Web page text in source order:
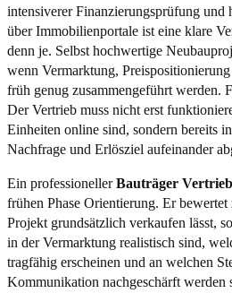
intensiverer Finanzierungsprüfung und
über Immobilienportale ist eine klare
denn je. Selbst hochwertige
wenn Vermarktung,
früh genug zusammengeführt werden.
Der Vertrieb muss nicht erst
Einheiten online sind, sondern bereits
Nachfrage und Erlösziel aufeinander
Ein professionellerBauträger
frühen Phase Orientierung. Er
Projekt grundsätzlich verkaufen lässt,
in der Vermarktung realistisch sind,
tragfähig erscheinen und an welchen
Kommunikation nachgeschärft werden